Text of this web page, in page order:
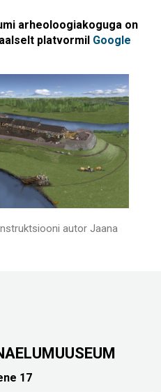
arheoloogiakoguga on
platvormil Google
autor Jaana
17